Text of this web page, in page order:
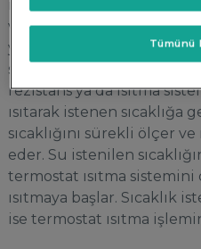
valfi gibi bileşenlerden
yalıtılmış bir kap içerisinde
suyu depolar ve ihtiyaç
rezistans ya da ısıtma
ısıtarak istenen sıcaklığa
sıcaklığını sürekli ölçer
eder. Su istenilen
termostat ısıtma
ısıtmaya başlar. Sıcaklık
ise termostat ısıtma
Tümünü